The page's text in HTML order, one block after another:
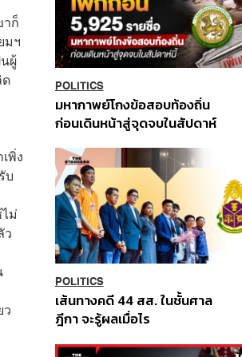
าก็
มฯ
ผู้
พิ่ง
บ
ม่
ว
ว
POLITICS
มหากาพย์โกงข้อสอบท้องถิ่น
ก่อนเดินหน้าสู่จุดจบในสัปดาห์
POLITICS
เส้นทางคดี 44 สส. ในชั้นศาล
ฎีกา จะรู้ผลเมื่อไร